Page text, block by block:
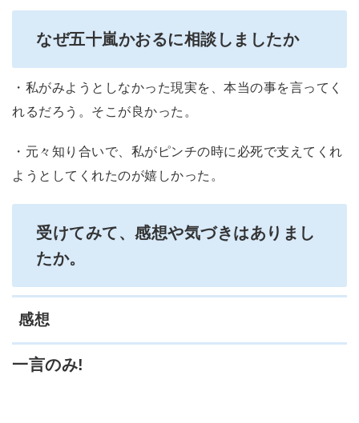
なぜ五十嵐かおるに相談しましたか
・私がみようとしなかった現実を、本当の事を言ってく
れるだろう。そこが良かった。
・元々知り合いで、私がピンチの時に必死で支えてくれ
ようとしてくれたのが嬉しかった。
受けてみて、感想や気づきはありまし
たか。
感想
一言のみ!